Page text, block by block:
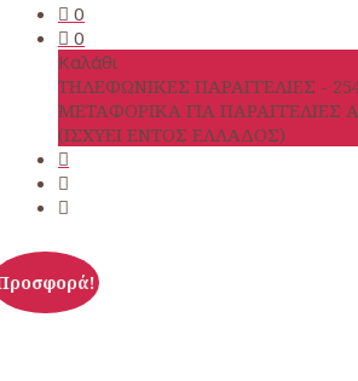
0
0
Καλάθι
ΤΗΛΕΦΩΝΙΚΕΣ ΠΑΡΑΓΓΕΛΙΕΣ -
ΜΕΤΑΦΟΡΙΚΑ ΓΙΑ ΠΑΡΑΓΓΕΛΙΕΣ
(ΙΣΧΥΕΙ ΕΝΤΟΣ ΕΛΛΑΔΟΣ)